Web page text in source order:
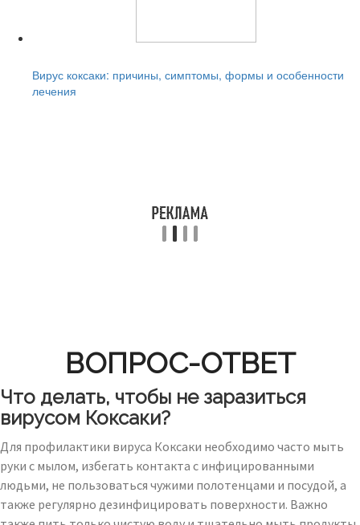
Вирус коксаки: причины, симптомы, формы и особенности
лечения
ВОПРОС-ОТВЕТ
Что делать, чтобы не заразиться
вирусом Коксаки?
Для профилактики вируса Коксаки необходимо часто мыть
руки с мылом, избегать контакта с инфицированными
людьми, не пользоваться чужими полотенцами и посудой, а
также регулярно дезинфицировать поверхности. Важно